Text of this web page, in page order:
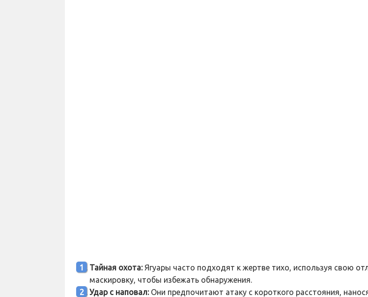
Тайная охота:Ягуары часто подходят к жертве тихо, используя свою
маскировку, чтобы избежать обнаружения.
Удар с наповал:Они предпочитают атаку с короткого расстояния,